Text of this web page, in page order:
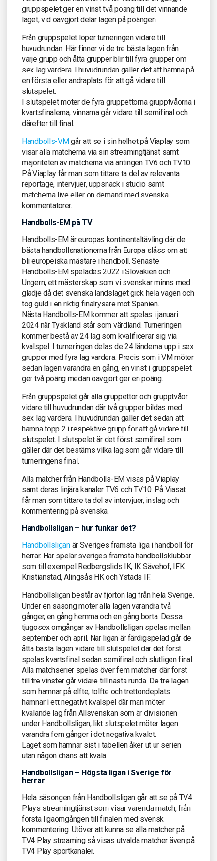
gruppspelet ger en vinst två poäng till det vinnande
laget, vid oavgjort delar lagen på poängen.
Från gruppspelet löper turneringen vidare till
huvudrundan. Här finner vi de tre bästa lagen från
varje grupp och åtta grupper blir till fyra grupper om
sex lag vardera. I huvudrundan gäller det att hamna på
en första eller andraplats för att gå vidare till
slutspelet.
I slutspelet möter de fyra gruppettorna grupptvåorna i
kvartsfinalerna, vinnarna går vidare till semifinal och
därefter till final.
Handbolls-VMgår att se i sin helhet på Viaplay som
visar alla matcherna via sin streamingtjänst samt
majoriteten av matcherna via antingen TV6 och TV10.
På Viaplay får man som tittare ta del av relevanta
reportage, intervjuer, uppsnack i studio samt
matcherna live eller on demand med svenska
kommentatorer.
Handbolls-EM på TV
Handbolls-EM är europas kontinentaltävling där de
bästa handbollsnationerna från Europa slåss om att
bli europeiska mästare i handboll. Senaste
Handbolls-EM spelades 2022 i Slovakien och
Ungern, ett mästerskap som vi svenskar minns med
glädje då det svenska landslaget gick hela vägen och
tog guld i en riktig finalrysare mot Spanien.
Nästa Handbolls-EM kommer att spelas i januari
2024 när Tyskland står som värdland. Turneringen
kommer bestå av 24 lag som kvalificerar sig via
kvalspel. I turneringen delas de 24 länderna upp i sex
grupper med fyra lag vardera. Precis som i VM möter
sedan lagen varandra en gång, en vinst i gruppspelet
ger två poäng medan oavgjort ger en poäng.
Från gruppspelet går alla gruppettor och grupptvåor
vidare till huvudrundan där två grupper bildas med
sex lag vardera. I huvudrundan gäller det sedan att
hamna topp 2 i respektive grupp för att gå vidare till
slutspelet. I slutspelet är det först semifinal som
gäller där det bestäms vilka lag som går vidare till
turneringens final.
Alla matcher från Handbolls-EM visas på Viaplay
samt deras linjära kanaler TV6 och TV10. På Viasat
får man som tittare ta del av intervjuer, inslag och
kommentering på svenska.
Handbollsligan – hur funkar det?
Handbollsliganär Sveriges främsta liga i handboll för
herrar. Här spelar sveriges främsta handbollsklubbar
som till exempel Redbergslids IK, IK Sävehof, IFK
Kristianstad, Alingsås HK och Ystads IF.
Handbollsligan består av fjorton lag från hela Sverige.
Under en säsong möter alla lagen varandra två
gånger, en gång hemma och en gång borta. Dessa
tjugosex omgångar av Handbollsligan spelas mellan
september och april. När ligan är färdigspelad går de
åtta bästa lagen vidare till slutspelet där det först
spelas kvartsfinal sedan semifinal och slutligen final.
Alla matchserier spelas över fem matcher där först
till tre vinster går vidare till nästa runda. De tre lagen
som hamnar på elfte, tolfte och trettondeplats
hamnar i ett negativt kvalspel där man möter
kvalande lag från Allsvenskan som är divisionen
under Handbollsligan, likt slutspelet möter lagen
varandra fem gånger i det negativa kvalet.
Laget som hamnar sist i tabellen åker ut ur serien
utan någon chans att kvala.
Handbollsligan – Högsta ligan i Sverige för
herrar
Hela säsongen från Handbollsligan går att se på TV4
Plays streamingtjänst som visar varenda match, från
första ligaomgången till finalen med svensk
kommentering. Utöver att kunna se alla matcher på
TV4 Play streaming så visas utvalda matcher även på
TV4 Play sportkanaler.